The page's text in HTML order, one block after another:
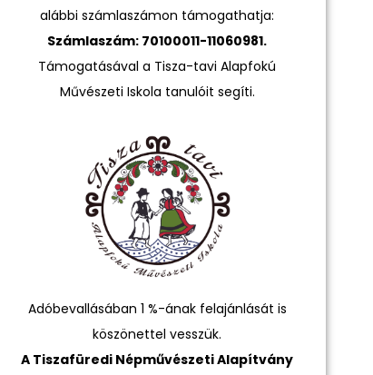
alábbi számlaszámon támogathatja:
Számlaszám: 70100011-11060981.
Támogatásával a Tisza-tavi Alapfokú
Művészeti Iskola tanulóit segíti.
Adóbevallásában 1 %-ának felajánlását is
köszönettel vesszük.
A Tiszafüredi Népművészeti Alapítvány